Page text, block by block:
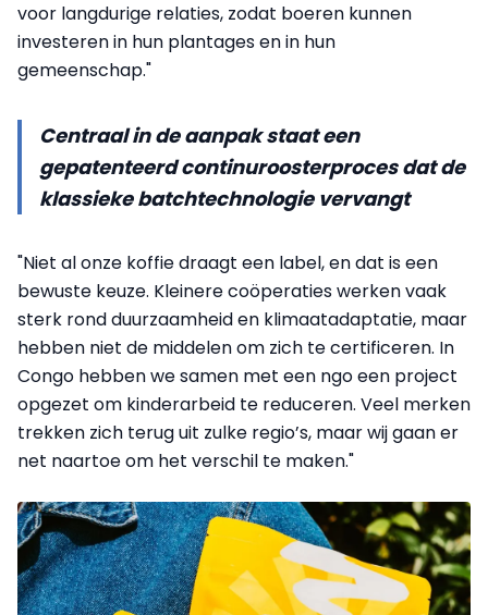
voor langdurige relaties, zodat boeren kunnen
investeren in hun plantages en in hun
gemeenschap."
Centraal in de aanpak staat een
gepatenteerd continuroosterproces dat de
klassieke batchtechnologie vervangt
"Niet al onze koffie draagt een label, en dat is een
bewuste keuze. Kleinere coöperaties werken vaak
sterk rond duurzaamheid en klimaatadaptatie, maar
hebben niet de middelen om zich te certificeren. In
Congo hebben we samen met een ngo een project
opgezet om kinderarbeid te reduceren. Veel merken
trekken zich terug uit zulke regio’s, maar wij gaan er
net naartoe om het verschil te maken."